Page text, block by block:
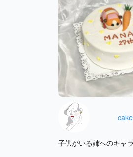
子供がいる姉へのキャ